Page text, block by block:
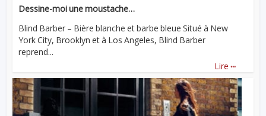
Dessine-moi une moustache…
Blind Barber – Bière blanche et barbe bleue Situé à New
York City, Brooklyn et à Los Angeles, Blind Barber
reprend...
Lire ...